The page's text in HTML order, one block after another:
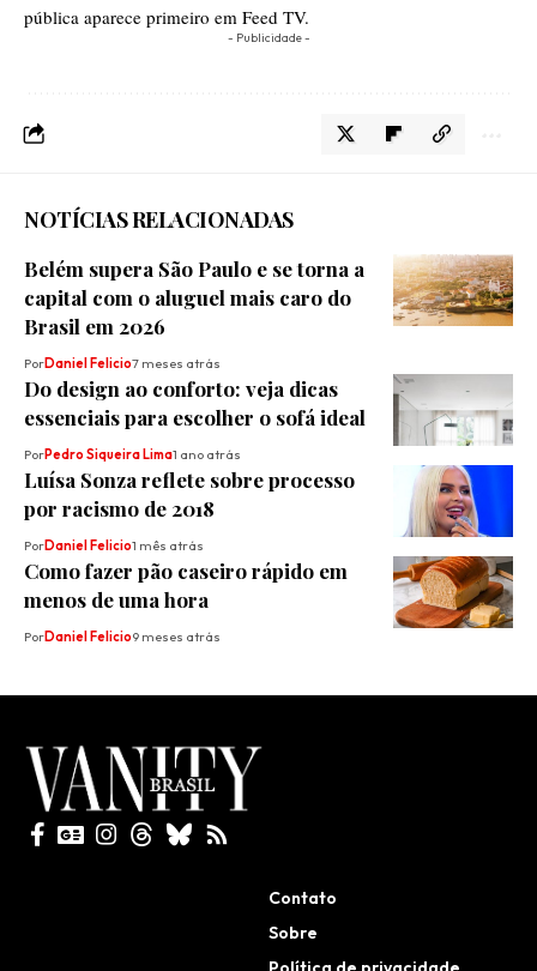
pública aparece primeiro em Feed TV.
- Publicidade -
NOTÍCIAS RELACIONADAS
Belém supera São Paulo e se torna a
capital com o aluguel mais caro do
Brasil em 2026
PorDaniel Felicio7 meses atrás
Do design ao conforto: veja dicas
essenciais para escolher o sofá ideal
PorPedro Siqueira Lima1 ano atrás
Luísa Sonza reflete sobre processo
por racismo de 2018
PorDaniel Felicio1 mês atrás
Como fazer pão caseiro rápido em
menos de uma hora
PorDaniel Felicio9 meses atrás
Contato
Sobre